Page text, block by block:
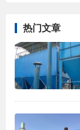
热门文章